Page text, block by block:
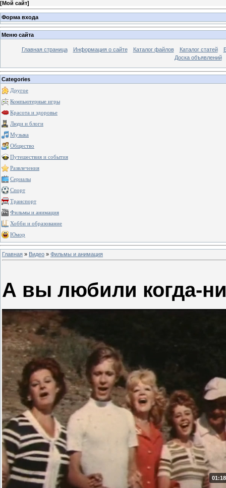
[Мой сайт]
Форма входа
Меню сайта
Главная страница Информация о сайте Каталог файлов Каталог статей
Доска объявлений
Categories
Другое
Компьютерные игры
Красота и здоровье
Люди и блоги
Музыка
Общество
Путешествия и события
Развлечения
Сериалы
Спорт
Транспорт
Фильмы и анимация
Хобби и образование
Юмор
Главная » Видео » Фильмы и анимация
А вы любили когда-